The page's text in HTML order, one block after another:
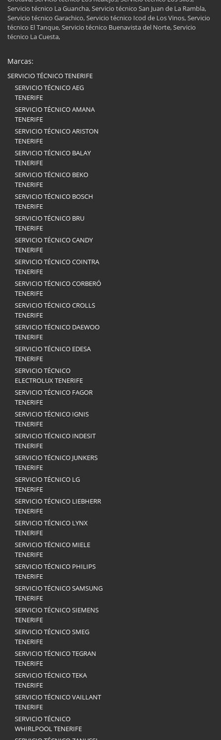
Servicio técnico La Guancha, Servicio técnico San Juan de La Rambla,
Servicio técnico Garachico, Servicio técnico Icod de Los Vinos, Servicio
técnico El Tanque, Servicio técnico Buenavista del Norte, Servicio
técnico La Cuesta,
Marcas:
SERVICIO TÉCNICO TENERIFE
SERVICIO TÉCNICO AEG
TENERIFE
SERVICIO TÉCNICO AMANA
TENERIFE
SERVICIO TÉCNICO ARISTON
TENERIFE
SERVICIO TÉCNICO BALAY
TENERIFE
SERVICIO TÉCNICO BEKO
TENERIFE
SERVICIO TÉCNICO BOSCH
TENERIFE
SERVICIO TÉCNICO BRU
TENERIFE
SERVICIO TÉCNICO CANDY
TENERIFE
SERVICIO TÉCNICO COINTRA
TENERIFE
SERVICIO TÉCNICO CORBERÓ
TENERIFE
SERVICIO TÉCNICO CROLLS
TENERIFE
SERVICIO TÉCNICO DAEWOO
TENERIFE
SERVICIO TÉCNICO EDESA
TENERIFE
SERVICIO TÉCNICO
ELECTROLUX TENERIFE
SERVICIO TÉCNICO FAGOR
TENERIFE
SERVICIO TÉCNICO IGNIS
TENERIFE
SERVICIO TÉCNICO INDESIT
TENERIFE
SERVICIO TÉCNICO JUNKERS
TENERIFE
SERVICIO TÉCNICO LG
TENERIFE
SERVICIO TÉCNICO LIEBHERR
TENERIFE
SERVICIO TÉCNICO LYNX
TENERIFE
SERVICIO TÉCNICO MIELE
TENERIFE
SERVICIO TÉCNICO PHILIPS
TENERIFE
SERVICIO TÉCNICO SAMSUNG
TENERIFE
SERVICIO TÉCNICO SIEMENS
TENERIFE
SERVICIO TÉCNICO SMEG
TENERIFE
SERVICIO TÉCNICO TEGRAN
TENERIFE
SERVICIO TÉCNICO TEKA
TENERIFE
SERVICIO TÉCNICO VAILLANT
TENERIFE
SERVICIO TÉCNICO
WHIRLPOOL TENERIFE